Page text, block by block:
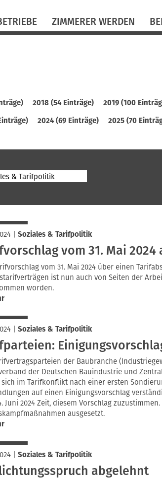
ZIMMERER WERDEN
2018 (54 Einträge) 2019 (100
2024 (69 Einträge) 2025 (70
& Tarifpolitik
| Soziales & Tarifpolitik
vom 31. Mai 2024
vom 31. Mai 2024 über einen
ist nun auch von Seiten der
worden.
| Soziales & Tarifpolitik
der Baubranche
der Deutschen Bauindustrie und
sich im Tarifkonflikt nach einer ersten
auf einen Einigungsvorschlag
Juni 2024 Zeit, diesem Vorschlag
ausgesetzt.
| Soziales & Tarifpolitik
abgelehnt